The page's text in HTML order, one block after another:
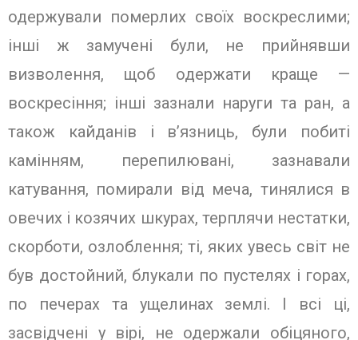
одержували померлих своїх воскреслими;
інші ж замучені були, не прийнявши
визволення, щоб одержати краще —
воскресіння; інші зазнали наруги та ран, а
також кайданів і в’язниць, були побиті
камінням, перепилювані, зазнавали
катування, помирали від меча, тинялися в
овечих і козячих шкурах, терплячи нестатки,
скорботи, озлоблення; ті, яких увесь світ не
був достойний, блукали по пустелях і горах,
по печерах та ущелинах землі. І всі ці,
засвідчені у вірі, не одержали обіцяного,